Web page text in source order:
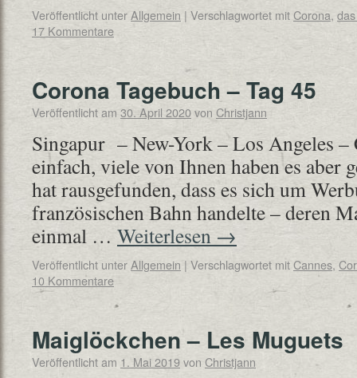
Veröffentlicht unter Allgemein | Verschlagwortet mitCorona,
17 Kommentare
Corona Tagebuch – Tag 45
Veröffentlicht am 30. April 2020von Christjann
Singapur – New-York – Los Angeles
einfach, viele von Ihnen haben es aber
hat rausgefunden, dass es sich um
französischen Bahn handelte – deren
einmal … Weiterlesen →
Veröffentlicht unterAllgemein | Verschlagwortet mitCannes,
10 Kommentare
Maiglöckchen – Les Muguets
Veröffentlicht am 1. Mai 2019von Christjann